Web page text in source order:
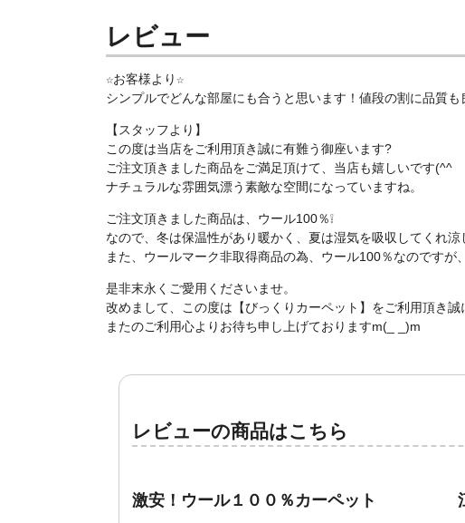
レビュー
☆お客様より☆
シンプルでどんな部屋にも合うと思います！値段の割に品質も
【スタッフより】
この度は当店をご利用頂き誠に有難う御座います?
ご注文頂きました商品をご満足頂けて、当店も嬉しいです(^^
ナチュラルな雰囲気漂う素敵な空間になっていますね。
ご注文頂きました商品は、ウール100％❕
なので、冬は保温性があり暖かく、夏は湿気を吸収してくれ
また、ウールマーク非取得商品の為、ウール100％なのです
是非末永くご愛用くださいませ。
改めまして、この度は【びっくりカーペット】をご利用頂き誠
またのご利用心よりお待ち申し上げておりますm(_ _)m
レビューの商品はこちら
激安！ウール１００％カーペット